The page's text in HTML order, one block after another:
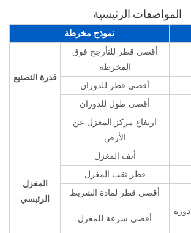
المواصفات الرئيسية
نموذج مخرطة
قدرة التصنيع
أقصى قطر للتأرجح فوق
المخرطة
أقصى قطر للدوران
أقصى طول للدوران
المغزل
الرئيسي
ارتفاع مركز المغزل عن
الأرض
أنف المغزل
قطر ثقب المغزل
أقصى قطر لمادة الشريط
أقصى سرعة للمغزل
الحد الأقصى 8000 دورة